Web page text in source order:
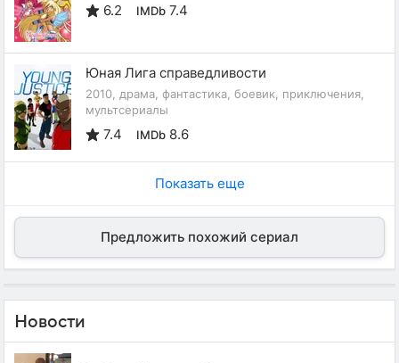
6.2 IMDb 7.4
Юная Лига справедливости
2010, драма, фантастика, боевик, приключения,
мультсериалы
7.4 IMDb 8.6
Показать еще
Предложить похожий сериал
Новости